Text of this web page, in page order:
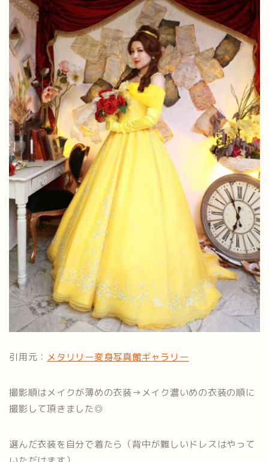
引用元： メタリリー変身写真館ギャラリー
撮影順はメイクが薄めの衣装→メイク濃いめの衣装の順に
撮影して頂きました◎
選んだ衣装を自分で着たら（背中が難しいドレスはやって